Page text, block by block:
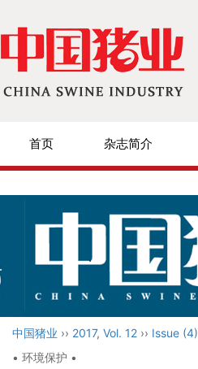
首页 杂志简介
中国猪业 ›› 2017, Vol. 12 ›› Issue (4)
• 环境保护 •